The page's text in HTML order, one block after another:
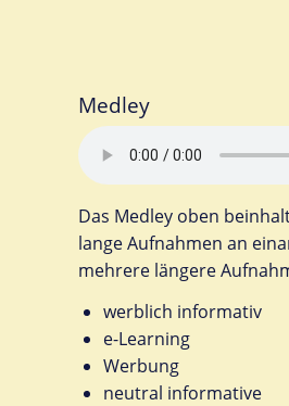
Medley
Das Medley oben
lange Aufnahmen an
mehrere längere
werblich informativ
e-Learning
Werbung
neutral informative